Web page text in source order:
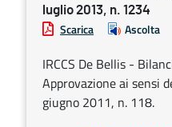
luglio 2013, n. 1234
Scarica Ascolta
IRCCS De Bellis -
Approvazione ai sensi
giugno 2011, n. 118.